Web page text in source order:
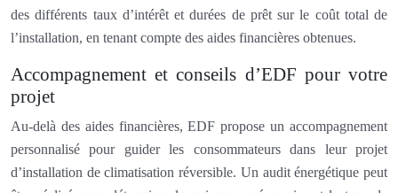
des différents taux d’intérêt et durées de prêt sur le coût total de
l’installation, en tenant compte des aides financières obtenues.
Accompagnement et conseils d’EDF pour votre
projet
Au-delà des aides financières, EDF propose un accompagnement
personnalisé pour guider les consommateurs dans leur projet
d’installation de climatisation réversible. Un audit énergétique peut